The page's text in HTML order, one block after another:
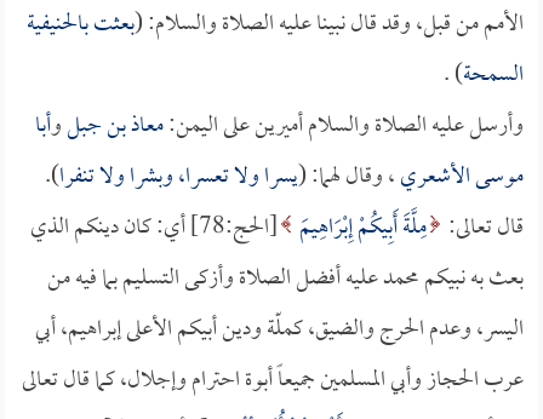
الأمم من قبل، وقد قال نبينا عليه الصلاة والسلام: (بعثت بالحنيفية
السمحة) .
وأرسل عليه الصلاة والسلام أميرين على اليمن:معاذ بن جبلوأبا
موسى الأشعري، وقال لهما: (يسرا ولا تعسرا، وبشرا ولا تنفرا).
قال تعالى: مِلَّةَ أَبِيكُمْ إِبْرَاهِيمَ
[الحج:78] أي: كان دينكم الذي
بعث به نبيكم محمد عليه أفضل الصلاة وأزكى التسليم بما فيه من
اليسر، وعدم الحرج والضيق، كملّة ودين أبيكم الأعلى إبراهيم، أبي
عرب الحجاز وأبي المسلمين جميعاً أبوة احترام وإجلال، كما قال تعالى